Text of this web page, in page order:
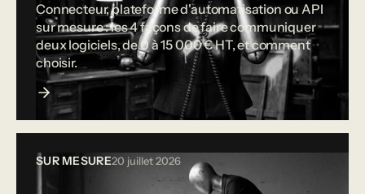
Connecteur, plateforme d'automatisation ou API
sur mesure : les 4 façons de faire communiquer
deux logiciels, de 0 à 15 000 € HT, et comment
choisir.
SUR MESURE20 juillet 2026